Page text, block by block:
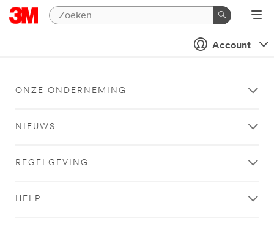
Account
ONZE ONDERNEMING
NIEUWS
REGELGEVING
HELP